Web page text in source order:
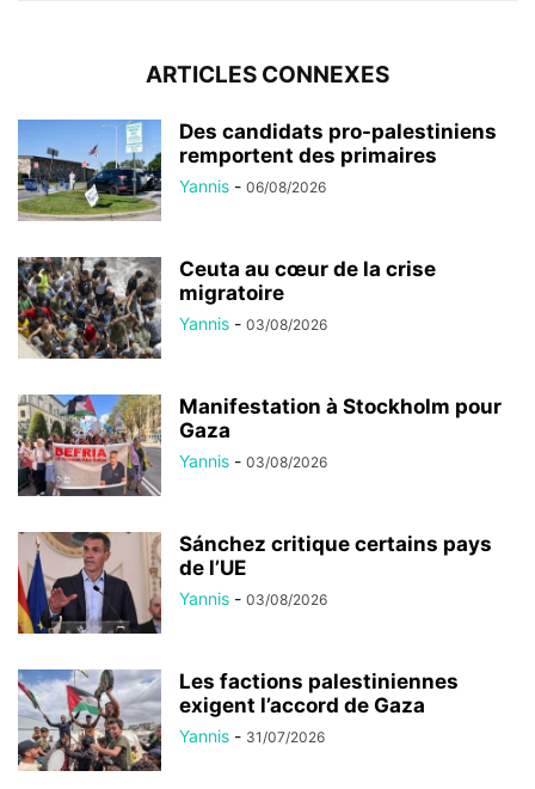
ARTICLES CONNEXES
Des candidats pro-palestiniens
remportent des primaires
Yannis - 06/08/2026
Ceuta au cœur de la crise
migratoire
Yannis - 03/08/2026
Manifestation à Stockholm pour
Gaza
Yannis - 03/08/2026
Sánchez critique certains pays
de l’UE
Yannis - 03/08/2026
Les factions palestiniennes
exigent l’accord de Gaza
Yannis - 31/07/2026